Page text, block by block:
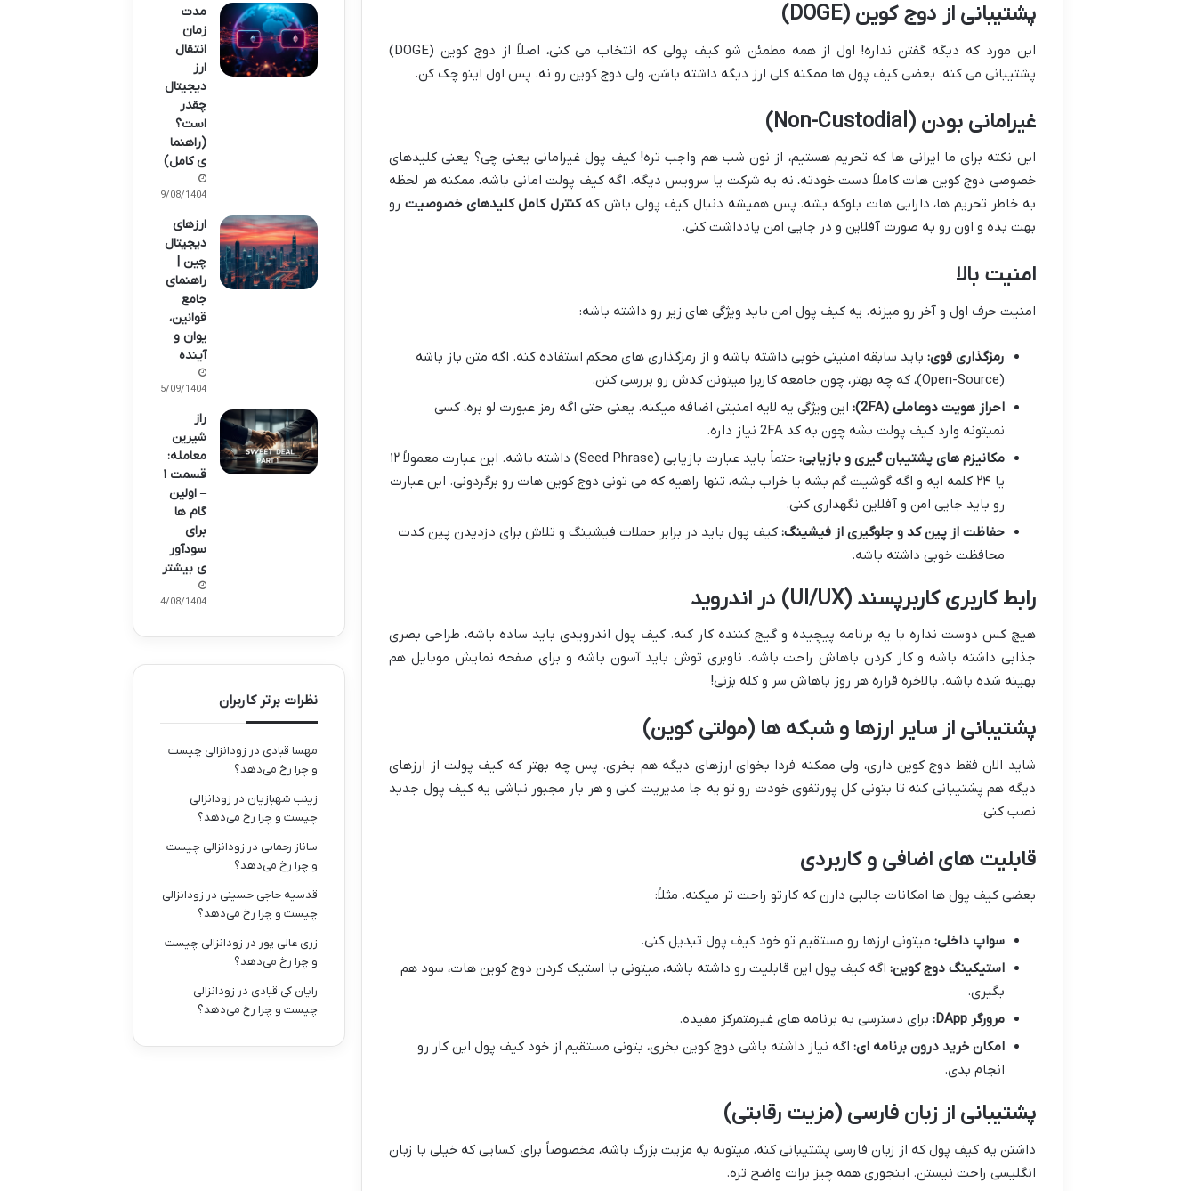
پشتیبانی از دوج کوین (DOGE)
این مورد که دیگه گفتن نداره! اول از همه مطمئن شو کیف پولی که انتخاب می کنی، اصلاً از دوج کوین (DOGE)
پشتیبانی می کنه. بعضی کیف پول ها ممکنه کلی ارز دیگه داشته باشن، ولی دوج کوین رو نه. پس اول اینو چک کن.
غیرامانی بودن (Non-Custodial)
این نکته برای ما ایرانی ها که تحریم هستیم، از نون شب هم واجب تره! کیف پول غیرامانی یعنی چی؟ یعنی کلیدهای
خصوصی دوج کوین هات کاملاً دست خودته، نه یه شرکت یا سرویس دیگه. اگه کیف پولت امانی باشه، ممکنه هر لحظه
به خاطر تحریم ها، دارایی هات بلوکه بشه. پس همیشه دنبال کیف پولی باش کهکنترل کامل کلیدهای خصوصیت رو
بهت بده و اون رو به صورت آفلاین و در جایی امن یادداشت کنی.
امنیت بالا
امنیت حرف اول و آخر رو میزنه. یه کیف پول امن باید ویژگی های زیر رو داشته باشه:
رمزگذاری قوی: باید سابقه امنیتی خوبی داشته باشه و از رمزگذاری های محکم استفاده کنه. اگه متن باز باشه
(Open-Source)، که چه بهتر، چون جامعه کاربرا میتونن کدش رو بررسی کنن.
احراز هویت دوعاملی (2FA):
این ویژگی یه لایه امنیتی اضافه میکنه. یعنی حتی اگه رمز عبورت لو بره، کسی
نمیتونه وارد کیف پولت بشه چون به کد 2FA نیاز داره.
مکانیزم های پشتیبان گیری و بازیابی:
حتماً باید عبارت بازیابی (Seed Phrase) داشته باشه. این عبارت معمولاً ۱۲
یا ۲۴ کلمه ایه و اگه گوشیت گم بشه یا خراب بشه، تنها راهیه که می تونی دوج کوین هات رو برگردونی. این عبارت
رو باید جایی امن و آفلاین نگهداری کنی.
حفاظت از پین کد و جلوگیری از فیشینگ: کیف پول باید در برابر حملات فیشینگ و تلاش برای دزدیدن پین کدت
محافظت خوبی داشته باشه.
رابط کاربری کاربرپسند (UI/UX) در اندروید
هیچ کس دوست نداره با یه برنامه پیچیده و گیج کننده کار کنه. کیف پول اندرویدی باید ساده باشه، طراحی بصری
جذابی داشته باشه و کار کردن باهاش راحت باشه. ناوبری توش باید آسون باشه و برای صفحه نمایش موبایل هم
بهینه شده باشه. بالاخره قراره هر روز باهاش سر و کله بزنی!
پشتیبانی از سایر ارزها و شبکه ها (مولتی کوین)
شاید الان فقط دوج کوین داری، ولی ممکنه فردا بخوای ارزهای دیگه هم بخری. پس چه بهتر که کیف پولت از ارزهای
دیگه هم پشتیبانی کنه تا بتونی کل پورتفوی خودت رو تو یه جا مدیریت کنی و هر بار مجبور نباشی یه کیف پول جدید
نصب کنی.
قابلیت های اضافی و کاربردی
بعضی کیف پول ها امکانات جالبی دارن که کارتو راحت تر میکنه. مثلاً:
سواپ داخلی: میتونی ارزها رو مستقیم تو خود کیف پول تبدیل کنی.
استیکینگ دوج کوین: اگه کیف پول این قابلیت رو داشته باشه، میتونی با استیک کردن دوج کوین هات، سود هم
بگیری.
مرورگر DApp:
برای دسترسی به برنامه های غیرمتمرکز مفیده.
امکان خرید درون برنامه ای: اگه نیاز داشته باشی دوج کوین بخری، بتونی مستقیم از خود کیف پول این کار رو
انجام بدی.
پشتیبانی از زبان فارسی (مزیت رقابتی)
داشتن یه کیف پول که از زبان فارسی پشتیبانی کنه، میتونه یه مزیت بزرگ باشه، مخصوصاً برای کسایی که خیلی با زبان
انگلیسی راحت نیستن. اینجوری همه چیز برات واضح تره.
مدت
زمان
انتقال
ارز
دیجیتال
چقدر
است؟
(راهنما
ی کامل)
29/08/1404
ارزهای
دیجیتال
چین |
راهنمای
جامع
قوانین،
یوان و
آینده
05/09/1404
راز
شیرین
معامله:
قسمت ۱
– اولین
گام ها
برای
سودآور
ی بیشتر
14/08/1404
نظرات برتر کاربران
مهسا قبادی در زودانزالی چیست
و چرا رخ می‌دهد؟
زینب شهبازیان در زودانزالی
چیست و چرا رخ می‌دهد؟
ساناز رحمانی در زودانزالی چیست
و چرا رخ می‌دهد؟
قدسیه حاجی حسینی در زودانزالی
چیست و چرا رخ می‌دهد؟
زری عالی پور در زودانزالی چیست
و چرا رخ می‌دهد؟
رایان کی قبادی در زودانزالی
چیست و چرا رخ می‌دهد؟